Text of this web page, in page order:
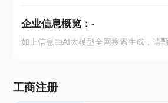
企业信息概览： -
如上信息由AI大模型全网搜索生成，请
工商注册